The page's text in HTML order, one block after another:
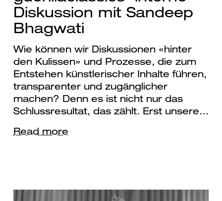
Diskussion mit Sandeep
Bhagwati
Wie können wir Diskussionen «hinter
den Kulissen» und Prozesse, die zum
Entstehen künstlerischer Inhalte führen,
transparenter und zugänglicher
machen? Denn es ist nicht nur das
Schlussresultat, das zählt. Erst unsere…
Read more